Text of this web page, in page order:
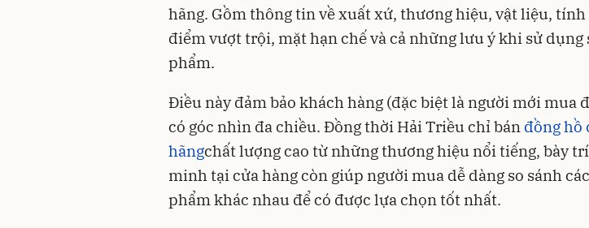
hãng. Gồm thông tin về xuất xứ, thương hiệu, vật liệu, tính
điểm vượt trội, mặt hạn chế và cả những lưu ý khi sử dụng
phẩm.
Điều này đảm bảo khách hàng (đặc biệt là người mới mua
có góc nhìn đa chiều. Đồng thời Hải Triều chỉ bán đồng hồ
hãngchất lượng cao từ những thương hiệu nổi tiếng, bày
minh tại cửa hàng còn giúp người mua dễ dàng so sánh
phẩm khác nhau để có được lựa chọn tốt nhất.